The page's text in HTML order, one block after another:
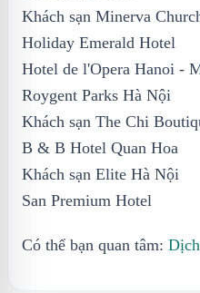
Khách sạn Minerva
Holiday Emerald Hotel
Hotel de l'Opera Hanoi -
Roygent Parks Hà Nội
Khách sạn The Chi
B & B Hotel Quan Hoa
Khách sạn Elite Hà Nội
San Premium Hotel
Có thể bạn quan tâm: